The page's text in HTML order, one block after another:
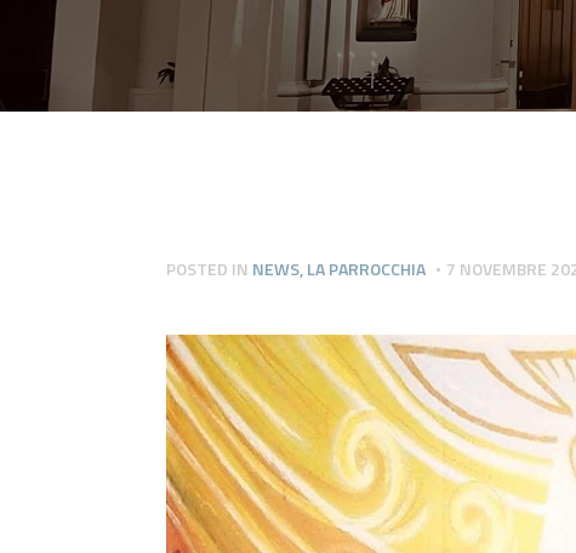
POSTED IN NEWS,LA PARROCCHIA 7 NOVEMBRE